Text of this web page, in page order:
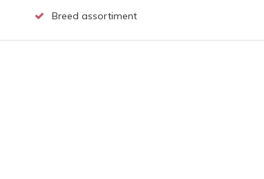
Breed assortiment